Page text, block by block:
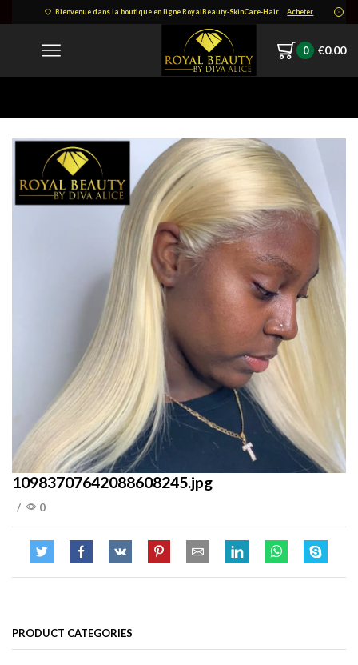
Bienvenue dans la boutique en ligne RoyalBeauty-SkinCare-Hair Acheter
0 €0.00
10983707642088608245.jpg
/ 0
PRODUCT CATEGORIES